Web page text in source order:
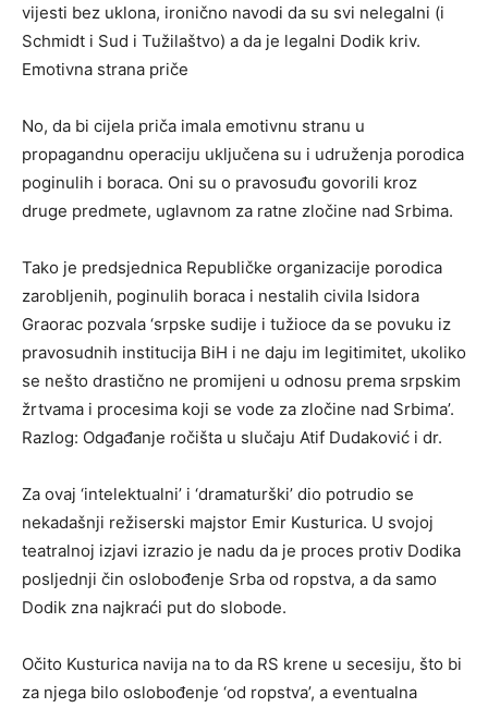
vijesti bez uklona, ironično navodi da su svi nelegalni (i
Schmidt i Sud i Tužilaštvo) a da je legalni Dodik kriv.
Emotivna strana priče
No, da bi cijela priča imala emotivnu stranu u
propagandnu operaciju uključena su i udruženja porodica
poginulih i boraca. Oni su o pravosuđu govorili kroz
druge predmete, uglavnom za ratne zločine nad Srbima.
Tako je predsjednica Republičke organizacije porodica
zarobljenih, poginulih boraca i nestalih civila Isidora
Graorac pozvala ‘srpske sudije i tužioce da se povuku iz
pravosudnih institucija BiH i ne daju im legitimitet, ukoliko
se nešto drastično ne promijeni u odnosu prema srpskim
žrtvama i procesima koji se vode za zločine nad Srbima’.
Razlog: Odgađanje ročišta u slučaju Atif Dudaković i dr.
Za ovaj ‘intelektualni’ i ‘dramaturški’ dio potrudio se
nekadašnji režiserski majstor Emir Kusturica. U svojoj
teatralnoj izjavi izrazio je nadu da je proces protiv Dodika
posljednji čin oslobođenje Srba od ropstva, a da samo
Dodik zna najkraći put do slobode.
Očito Kusturica navija na to da RS krene u secesiju, što bi
za njega bilo oslobođenje ‘od ropstva’, a eventualna